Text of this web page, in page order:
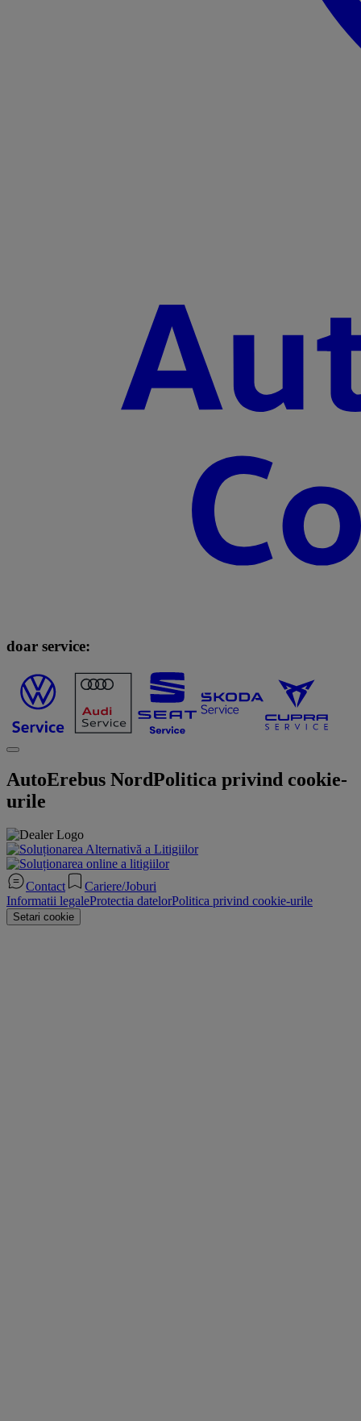
doar service:
AutoErebus NordPolitica privind cookie-
urile
Contact
Cariere/Joburi
Informatii legaleProtectia datelorPolitica privind cookie-urile
Setari cookie